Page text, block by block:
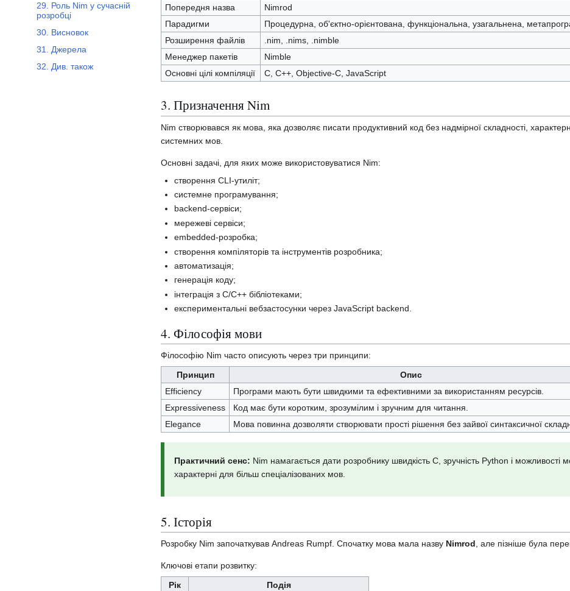
29. Роль Nim у сучасній
розробці
30. Висновок
31. Джерела
32. Див. також
Попередня назва
Nimrod
Парадигми
Процедурна, об'єктно-орієнтована, функціональна, узагальнена,
Розширення файлів
.nim, .nims, .nimble
Менеджер пакетів
Nimble
Основні цілі компіляції
C, C++, Objective-C, JavaScript
3. Призначення Nim
Nim створювався як мова, яка дозволяє писати продуктивний код без надмірної складності,
системних мов.
Основні задачі, для яких може використовуватися Nim:
створення CLI-утиліт;
системне програмування;
backend-сервіси;
мережеві сервіси;
embedded-розробка;
створення компіляторів та інструментів розробника;
автоматизація;
генерація коду;
інтеграція з C/C++ бібліотеками;
експериментальні вебзастосунки через JavaScript backend.
4. Філософія мови
Філософію Nim часто описують через три принципи:
Принцип
Опис
Efficiency
Програми мають бути швидкими та ефективними за використанням ресурсів.
Expressiveness
Код має бути коротким, зрозумілим і зручним для читання.
Elegance
Мова повинна дозволяти створювати прості рішення без зайвої синтаксичної
Практичний сенс: Nim намагається дати розробнику швидкість C, зручність Python і можливості
характерні для більш спеціалізованих мов.
5. Історія
Розробку Nim започаткував Andreas Rumpf. Спочатку мова мала назву Nimrod, але пізніше була
Ключові етапи розвитку:
Рік
Подія